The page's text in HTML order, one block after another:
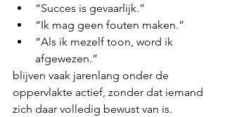
“Succes is gevaarlijk.”
“Ik mag geen fouten maken.”
“Als ik mezelf toon, word ik
afgewezen.”
blijven vaak jarenlang onder de
oppervlakte actief, zonder dat iemand
zich daar volledig bewust van is.